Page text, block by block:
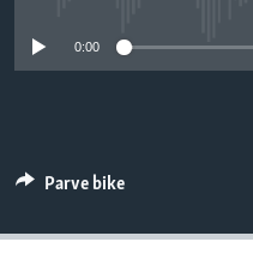
SERNIVÎS
Learning English
FOLLOW US
0:00
Parve bike